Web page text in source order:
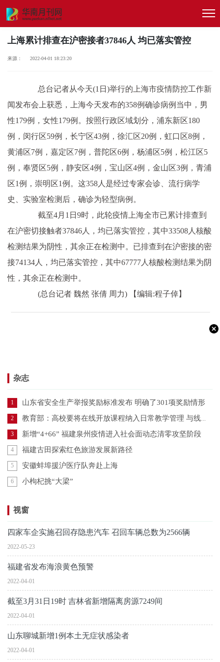
上海累计排查在沪密接者37846人 均已落实管控
来源： 2022-04-01 18:23:20
总台记者从今天(1日)举行的上海市疫情防控工作新
闻发布会上获悉，上海今天发布的358例确诊病例当中，男
性179例，女性179例。按照行政区域划分，浦东新区180
例，闵行区59例，长宁区43例，徐汇区20例，虹口区8例，
黄浦区7例，嘉定区7例，普陀区6例，杨浦区5例，松江区5
例，奉贤区5例，静安区4例，宝山区4例，金山区3例，青浦
区1例，崇明区1例。这358人是经过专家会诊、流行病学
史、实验室检测后，确诊为轻型病例。
截至4月1日9时，此轮疫情上海全市已累计排查到
在沪密切接触者37846人，均已落实管控，其中33508人核酸
检测结果为阴性，其余正在检测中。已排查到在沪密接的密
接74134人，均已落实管控，其中67777人核酸检测结果为阴
性，其余正在检测中。
(总台记者 魏然 张倩 周力)
【编辑:程子倬】
杂志
1 山东省安全生产举报奖励标准发布 明确了301项奖励情形
2 教育部：高校要将在线开放课程纳入日常教学管理 与线下课程同管理同要求
3 新增“4+66” 福建泉州疫情进入社会面动态清零攻坚阶段
4 福建古田探索红色旅游发展新路径
5 安徽蚌埠援沪医疗队奔赴上海
6 小枸杞挑“大梁”
视窗
四家车企实施召回存隐患汽车 召回车辆总数为2566辆
2022-05-23
福建省发布海浪黄色预警
2022-04-01
截至3月31日19时 吉林省新增隔离房源7249间
2022-04-01
山东聊城新增1例本土无症状感染者
2022-04-01